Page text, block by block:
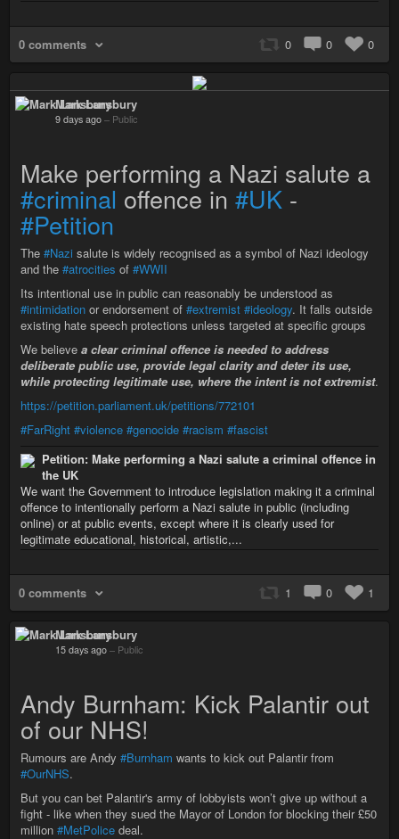
0 comments 0 0 0
Mark Lansbury
9 days ago – Public
Make performing a Nazi salute a
#criminal offence in #UK -
#Petition
The #Nazi salute is widely recognised as a symbol of Nazi ideology
and the #atrocities of #WWII
Its intentional use in public can reasonably be understood as
#intimidation or endorsement of #extremist #ideology. It falls outside
existing hate speech protections unless targeted at specific groups
We believe a clear criminal offence is needed to address
deliberate public use, provide legal clarity and deter its use,
while protecting legitimate use, where the intent is not extremist.
https://petition.parliament.uk/petitions/772101
#FarRight #violence #genocide #racism #fascist
Petition: Make performing a Nazi salute a criminal offence in
the UK
We want the Government to introduce legislation making it a criminal
offence to intentionally perform a Nazi salute in public (including
online) or at public events, except where it is clearly used for
legitimate educational, historical, artistic,...
0 comments 1 0 1
Mark Lansbury
15 days ago – Public
Andy Burnham: Kick Palantir out
of our NHS!
Rumours are Andy #Burnham wants to kick out Palantir from
#OurNHS.
But you can bet Palantir's army of lobbyists won’t give up without a
fight - like when they sued the Mayor of London for blocking their £50
million #MetPolice deal.